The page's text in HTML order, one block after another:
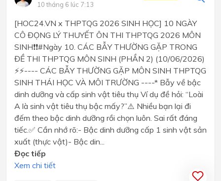
10 tháng 6 lúc 7:13
[HOC24.VN x THPTQG 2026 SINH HỌC] 10 NGÀY
CÔ ĐỌNG LÝ THUYẾT ÔN THI THPTQG 2026 MÔN
SINH❗❗#Ngày 10. CÁC BẪY THƯỜNG GẶP TRONG
ĐỀ THI THPTQG MÔN SINH (PHẦN 2) (10/06/2026)
⚡⚡---- CÁC BẪY THƯỜNG GẶP MÔN SINH THPTQG
SINH THÁI HỌC VÀ MÔI TRƯỜNG ----* Bẫy về bậc
dinh dưỡng và cấp sinh vật tiêu thụ Ví dụ đề hỏi: “Loài
A là sinh vật tiêu thụ bậc mấy?”⚠️ Nhiều bạn lại đi
đếm theo bậc dinh dưỡng rồi chọn luôn. Sai rất đáng
tiếc.✅ Cần nhớ rõ:- Bậc dinh dưỡng cấp 1 sinh vật sản
xuất (thực vật)- Bậc din...
Đọc tiếp
Xem chi tiết